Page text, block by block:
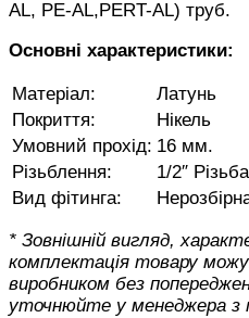
AL, PE-AL,PERT-AL) труб.
Основні характеристики:
Матеріал:
Латунь
Покриття:
Нікель
Умовний прохід: 16 мм.
Різьблення:
1/2″
Вид фітинга:
* Зовнішній вигляд,
комплектація товару
виробником без
уточнюйте у менеджера з